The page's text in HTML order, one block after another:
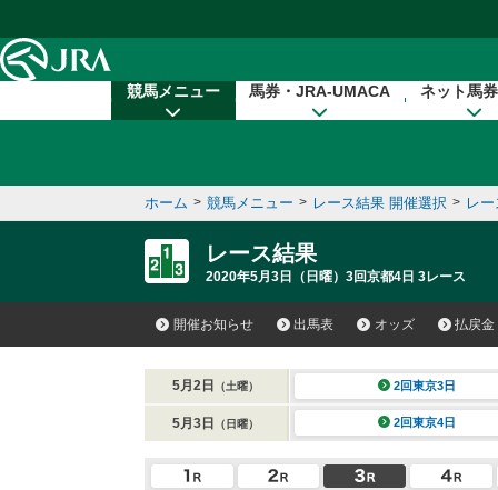
競馬メニュー 馬券・JRA-UMACA ネット馬
ホーム > 競馬メニュー > レース結果 開催選択 > レ
レース結果
2020年5月3日（日曜）3回京都4日 3レース
開催お知らせ 出馬表 オッズ 払戻金
5月2日 （土曜） 2回東京3日
5月3日 （日曜） 2回東京4日